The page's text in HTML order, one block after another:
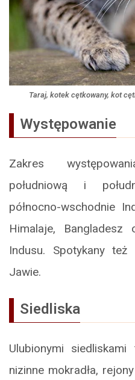
Taraj, kotek cętkowany, kot
Występowanie
Zakres
południową i
północno-wschodnie
Himalaje, Bangladesz
Indusu. Spotykany
Jawie.
Siedliska
Ulubionymi
nizinne mokradła,